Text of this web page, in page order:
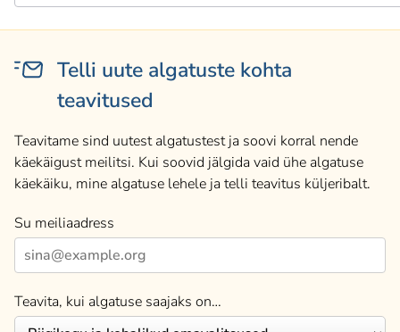
Telli uute algatuste kohta
teavitused
Teavitame sind uutest algatustest ja soovi korral nende
käekäigust meilitsi. Kui soovid jälgida vaid ühe algatuse
käekäiku, mine algatuse lehele ja telli teavitus küljeribalt.
Su meiliaadress
Teavita, kui algatuse saajaks on…